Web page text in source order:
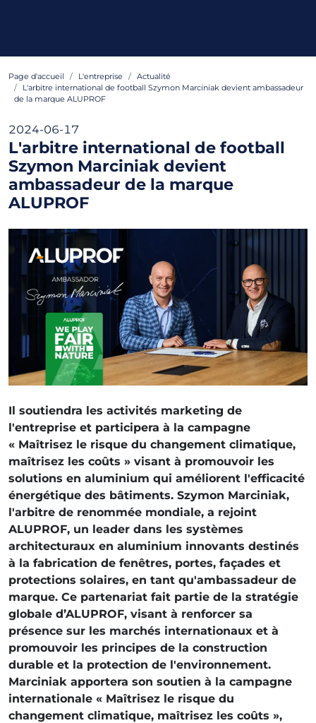
Page d'accueil L'entreprise
Actualité
L'arbitre international de football Szymon Marciniak devient ambassadeur
de la marque ALUPROF
2024-06-17
L'arbitre international de football
Szymon Marciniak devient
ambassadeur de la marque
ALUPROF
Il soutiendra les activités marketing de
l'entreprise et participera à la campagne
« Maîtrisez le risque du changement climatique,
maîtrisez les coûts » visant à promouvoir les
solutions en aluminium qui améliorent l'efficacité
énergétique des bâtiments. Szymon Marciniak,
l'arbitre de renommée mondiale, a rejoint
ALUPROF, un leader dans les systèmes
architecturaux en aluminium innovants destinés
à la fabrication de fenêtres, portes, façades et
protections solaires, en tant qu'ambassadeur de
marque. Ce partenariat fait partie de la stratégie
globale d’ALUPROF, visant à renforcer sa
présence sur les marchés internationaux et à
promouvoir les principes de la construction
durable et la protection de l'environnement.
Marciniak apportera son soutien à la campagne
internationale « Maîtrisez le risque du
changement climatique, maîtrisez les coûts »,